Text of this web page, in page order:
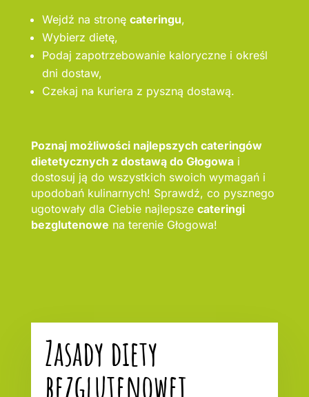
Wejdź na stronę cateringu,
Wybierz dietę,
Podaj zapotrzebowanie kaloryczne i określ
dni dostaw,
Czekaj na kuriera z pyszną dostawą.
Poznaj możliwości najlepszych cateringów
dietetycznych z dostawą do Głogowai
dostosuj ją do wszystkich swoich wymagań i
upodobań kulinarnych! Sprawdź, co pysznego
ugotowały dla Ciebie najlepsze cateringi
bezglutenowe na terenie Głogowa!
Zasady diety
bezglutenowej